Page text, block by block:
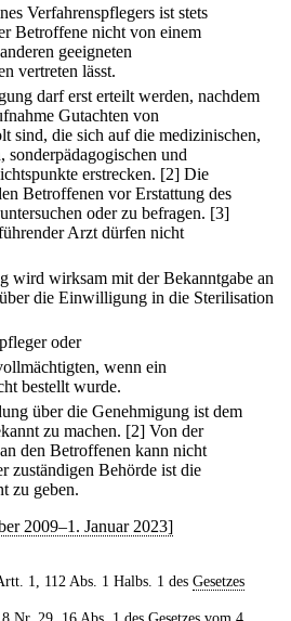
Verfahrenspflegers ist stets
Betroffene nicht von einem
geeigneten
vertreten lässt.
darf erst erteilt werden, nachdem
Gutachten von
sind, die sich auf die medizinischen,
sonderpädagogischen und
erstrecken. [2] Die
Betroffenen vor Erstattung des
oder zu befragen. [3]
Arzt dürfen nicht
wird wirksam mit der Bekanntgabe an
die Einwilligung in die Sterilisation
oder
wenn ein
bestellt wurde.
über die Genehmigung ist dem
zu machen. [2] Von der
den Betroffenen kann nicht
zuständigen Behörde ist die
zu geben.
2009–1. Januar 2023]
1, 112 Abs. 1 Halbs. 1 des Gesetzes